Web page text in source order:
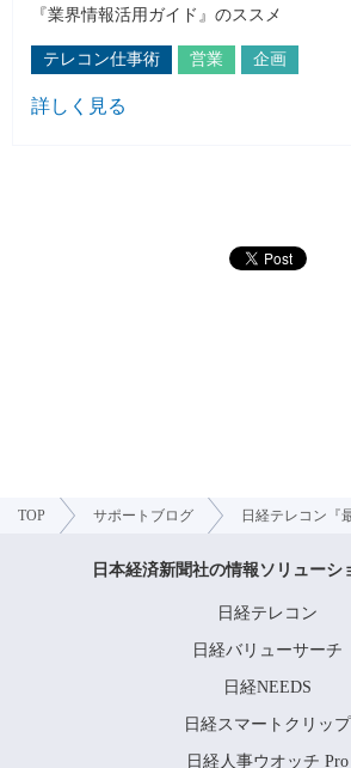
『業界情報活用ガイド』のススメ
テレコン仕事術 営業 企画
詳しく見る
TOP サポートブログ 日経テレコン『
日本経済新聞社の情報ソリューシ
日経テレコン
日経バリューサーチ
日経NEEDS
日経スマートクリップ
日経人事ウオッチ Pro